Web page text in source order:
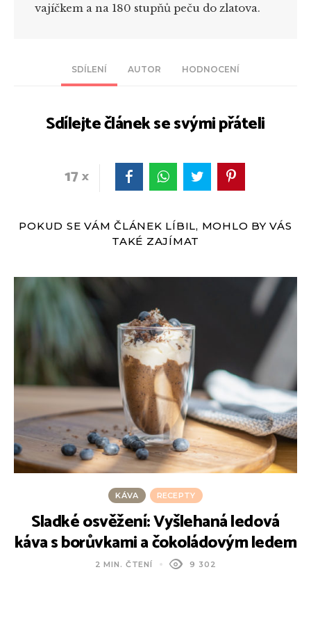
SDÍLENÍ AUTOR HODNOCENÍ
Sdílejte článek se svými přáteli
17
vajíčkem a na 180 stupňů peču do zlatova.
POKUD SE VÁM ČLÁNEK LÍBIL, MOHLO BY VÁS
TAKÉ ZAJÍMAT
KÁVA RECEPTY
Sladké osvěžení: Vyšlehaná ledová
káva s borůvkami a čokoládovým ledem
2 MIN. ČTENÍ 9 302